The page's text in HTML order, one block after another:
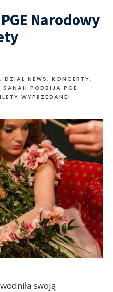
Narodowy
, DZIAŁ NEWS, KONCERTY,
SANAH PODBIJA PGE
WYPRZEDANE!
swoją